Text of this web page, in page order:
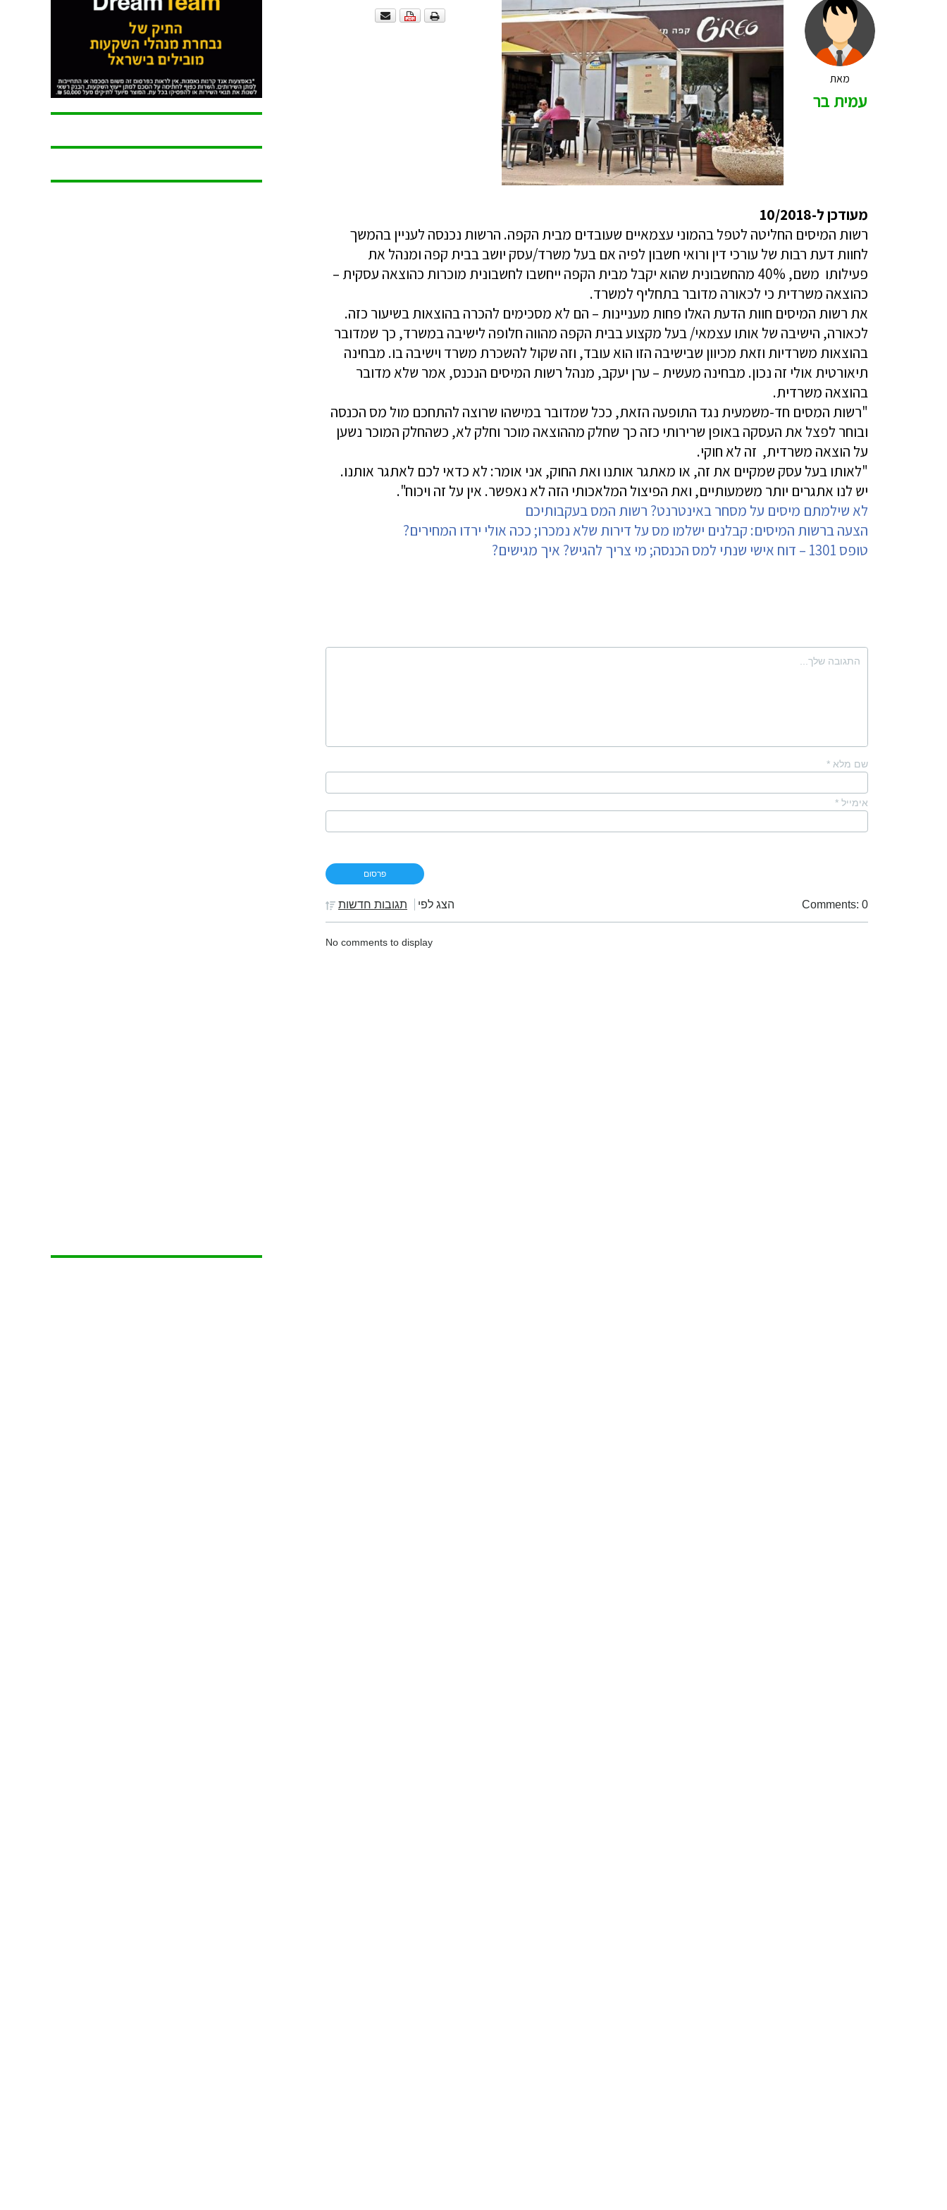
מאת
עמית בר
מעודכן ל-10/2018
רשות המיסים החליטה לטפל בהמוני עצמאיים שעובדים מבית הקפה. הרשות נכנסה לעניין בהמשך
לחוות דעת רבות של עורכי דין ורואי חשבון לפיה אם בעל משרד/עסק יושב בבית קפה ומנהל את
פעילותו משם, 40% מהחשבונית שהוא יקבל מבית הקפה ייחשבו לחשבונית מוכרות כהוצאה עסקית –
כהוצאה משרדית כי לכאורה מדובר בתחליף למשרד.
את רשות המיסים חוות הדעת האלו פחות מעניינות – הם לא מסכימים להכרה בהוצאות בשיעור כזה.
לכאורה, הישיבה של אותו עצמאי/ בעל מקצוע בבית הקפה מהווה חלופה לישיבה במשרד, כך שמדובר
בהוצאות משרדיות וזאת מכיוון שבישיבה הזו הוא עובד, וזה שקול להשכרת משרד וישיבה בו. מבחינה
תיאורטית אולי זה נכון. מבחינה מעשית – ערן יעקב, מנהל רשות המיסים הנכנס, אמר שלא מדובר
בהוצאה משרדית.
"רשות המסים חד-משמעית נגד התופעה הזאת, ככל שמדובר במישהו שרוצה להתחכם מול מס הכנסה
ובוחר לפצל את העסקה באופן שרירותי כזה כך שחלק מההוצאה מוכר וחלק לא, כשהחלק המוכר נשען
על הוצאה משרדית, זה לא חוקי.
"לאותו בעל עסק שמקיים את זה, או מאתגר אותנו ואת החוק, אני אומר: לא כדאי לכם לאתגר אותנו.
יש לנו אתגרים יותר משמעותיים, ואת הפיצול המלאכותי הזה לא נאפשר. אין על זה ויכוח".
לא שילמתם מיסים על מסחר באינטרנט? רשות המס בעקבותיכם
הצעה ברשות המיסים: קבלנים ישלמו מס על דירות שלא נמכרו; ככה אולי ירדו המחירים?
טופס 1301 – דוח אישי שנתי למס הכנסה; מי צריך להגיש? איך מגישים?
שם מלא *
אימייל *
Comments: 0 הצג לפי תגובות חדשות
No comments to display